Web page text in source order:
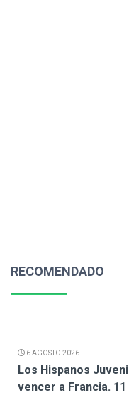
RECOMENDADO
6 AGOSTO 2026
Los Hispanos
vencer a Francia.